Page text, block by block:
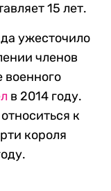
15 лет.
ужесточило
членов
военного
в 2014 году.
к
короля